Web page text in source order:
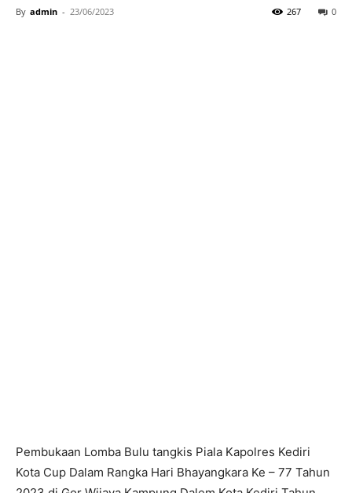
By admin - 23/06/2023 0
267
Pembukaan Lomba Bulu tangkis Piala Kapolres Kediri
Kota Cup Dalam Rangka Hari Bhayangkara Ke – 77 Tahun